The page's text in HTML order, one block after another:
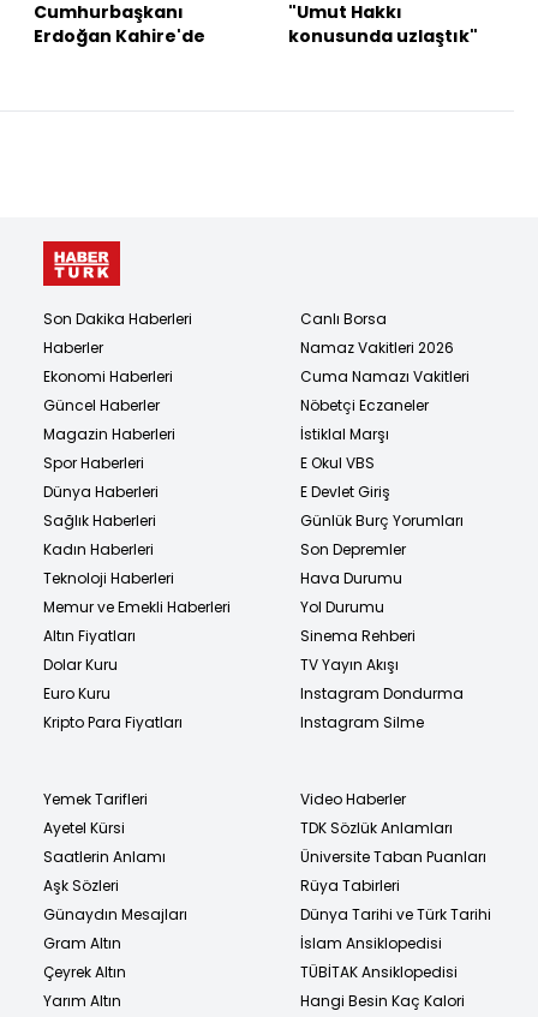
Cumhurbaşkanı
Erdoğan Kahire'de
"Umut Hakkı
konusunda uzlaştık"
Son Dakika Haberleri
Haberler
Ekonomi Haberleri
Güncel Haberler
Magazin Haberleri
Spor Haberleri
Dünya Haberleri
Sağlık Haberleri
Kadın Haberleri
Teknoloji Haberleri
Memur ve Emekli Haberleri
Altın Fiyatları
Dolar Kuru
Euro Kuru
Kripto Para Fiyatları
Canlı Borsa
Namaz Vakitleri 2026
Cuma Namazı Vakitleri
Nöbetçi Eczaneler
İstiklal Marşı
E Okul VBS
E Devlet Giriş
Günlük Burç Yorumları
Son Depremler
Hava Durumu
Yol Durumu
Sinema Rehberi
TV Yayın Akışı
Instagram Dondurma
Instagram Silme
Yemek Tarifleri
Ayetel Kürsi
Saatlerin Anlamı
Aşk Sözleri
Günaydın Mesajları
Gram Altın
Çeyrek Altın
Yarım Altın
Video Haberler
TDK Sözlük Anlamları
Üniversite Taban Puanları
Rüya Tabirleri
Dünya Tarihi ve Türk Tarihi
İslam Ansiklopedisi
TÜBİTAK Ansiklopedisi
Hangi Besin Kaç Kalori